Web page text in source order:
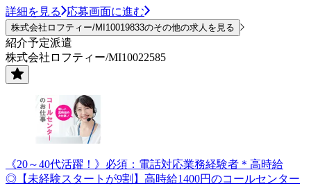
詳細を見る 応募画面に進む
株式会社ロフティー/MI10019833のその他の求人を見る
紹介予定派遣
株式会社ロフティー/MI10022585
《20～40代活躍！》必須：電話対応業務経験者＊高時給
◎【未経験スタートが9割】高時給1400円のコールセンター